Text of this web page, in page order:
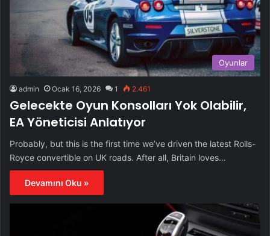
Oyunlar
admin Ocak 16, 2026 1 2.461
Gelecekte Oyun Konsolları Yok Olabilir,
EA Yöneticisi Anlatıyor
Probably, but this is the first time we’ve driven the latest Rolls-
Royce convertible on UK roads. After all, Britain loves…
Devamını Oku »